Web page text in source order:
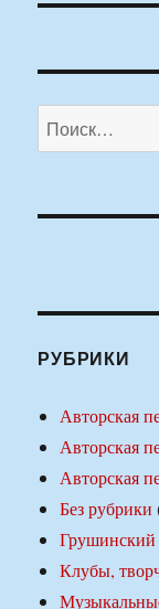
Искать:
РУБРИКИ
Авторская
Авторская
Авторская
Без рубрики
Грушинский
Клубы,